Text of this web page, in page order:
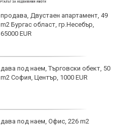
продава, Двустаен апартамент, 49
m2 Бургас област, гр.Несебър,
65000 EUR
дава под наем, Търговски обект, 50
m2 София, Център, 1000 EUR
дава под наем, Офис, 226 m2